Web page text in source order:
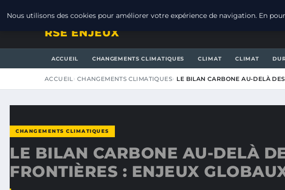
RSE ENJEUX
ACCUEIL CHANGEMENTS CLIMATIQUES CLIMAT CLIMAT
ACCUEIL CHANGEMENTS CLIMATIQUES LE BILAN CARBONE AU-DELÀ
CHANGEMENTS CLIMATIQUES
LE BILAN CARBONE AU-DELÀ
FRONTIÈRES : ENJEUX
Nous utilisons des cookies pour améliorer votre expérience de navigation. En